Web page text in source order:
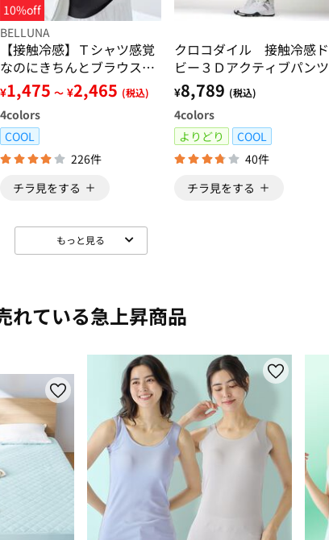
10%off
BELLUNA
【接触冷感】Ｔシャツ感覚
なのにきちんとブラウス見
え！半袖プルオーバー
¥1,475 ～ ¥2,465 (税込)
4colors
COOL
226件
チラ見をする
クロコダイル 接触冷感ド
ビー３Ｄアクティブパンツ
¥8,789 (税込)
4colors
よりどり
COOL
40件
チラ見をする
もっと見る
れている急上昇商品